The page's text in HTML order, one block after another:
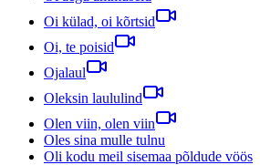
Oi külad, oi kõrtsid
Oi, te poisid
Ojalaul
Oleksin laululind
Olen viin, olen viin
Oles sina mulle tulnu
Oli kodu meil sisemaa põldude vöös